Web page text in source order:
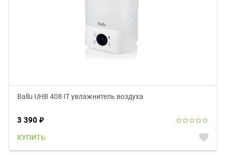
Ballu UHB 408 IT увлажнитель воздуха
3 390 ₽
КУПИТЬ favorite